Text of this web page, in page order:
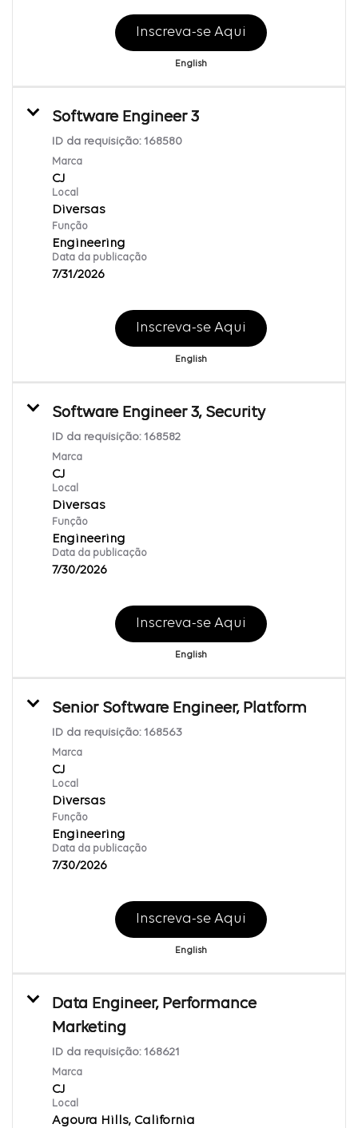
Inscreva-se Aqui
English
Software Engineer 3
ID da requisição: 168580
Marca
CJ
Local
Diversas
Função
Engineering
Data da publicação
7/31/2026
Inscreva-se Aqui
English
Software Engineer 3, Security
ID da requisição: 168582
Marca
CJ
Local
Diversas
Função
Engineering
Data da publicação
7/30/2026
Inscreva-se Aqui
English
Senior Software Engineer, Platform
ID da requisição: 168563
Marca
CJ
Local
Diversas
Função
Engineering
Data da publicação
7/30/2026
Inscreva-se Aqui
English
Data Engineer, Performance
Marketing
ID da requisição: 168621
Marca
CJ
Local
Agoura Hills, California